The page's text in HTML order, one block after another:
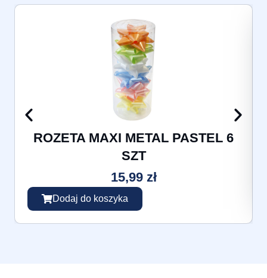
ROZETA MAXI METAL PASTEL 6
SZT
15,99 zł
Dodaj do koszyka